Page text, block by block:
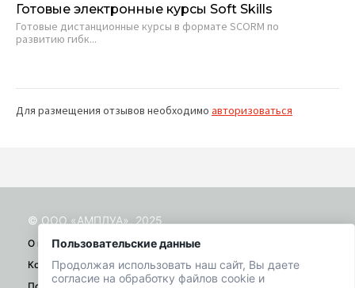
Готовые электронные курсы Soft Skills
Готовые дистанционные курсы в формате SCORM по
развитию гибк...
Для размещения отзывов необходимо авторизоваться
Пользовательские данные
Продолжая использовать наш сайт, Вы даете
согласие на обработку файлов cookie и
© ООО «АМПЛУА», 2025
О проекте
Контакты